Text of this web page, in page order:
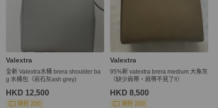
Valextra
全新 Valextra水桶 brera shoulder ba
g 水桶包（岩石灰ash grey)
HKD 12,500
現折 200
Valextra
95%新 valextra brera medium 大象灰
（缺少肩帶，肩帶不見了‼️）
HKD 8,500
現折 200